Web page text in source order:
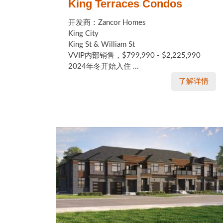
King Terraces Condos
开发商：Zancor Homes
King City
King St & William St
VVIP内部销售，$799,990 - $2,225,990
2024年冬开始入住 ...
了解详情